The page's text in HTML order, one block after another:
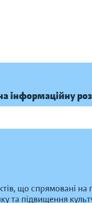
інформаційну
що спрямовані
та підвищення